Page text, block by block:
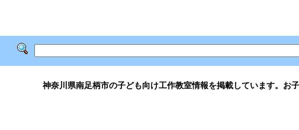
神奈川県南足柄市の子ども向け工作教室情報を掲載しています。お